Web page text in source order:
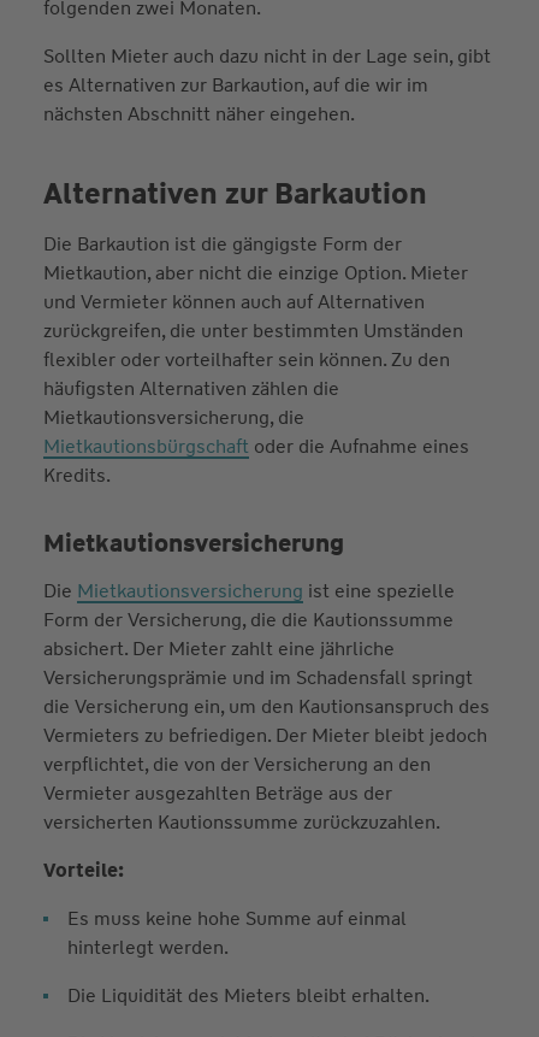
folgenden zwei Monaten.
Sollten Mieter auch dazu nicht in der Lage sein, gibt
es Alternativen zur Barkaution, auf die wir im
nächsten Abschnitt näher eingehen.
Alternativen zur Barkaution
Die Barkaution ist die gängigste Form der
Mietkaution, aber nicht die einzige Option. Mieter
und Vermieter können auch auf Alternativen
zurückgreifen, die unter bestimmten Umständen
flexibler oder vorteilhafter sein können. Zu den
häufigsten Alternativen zählen die
Mietkautionsversicherung, die
Mietkautionsbürgschaft oder die Aufnahme eines
Kredits.
Mietkautionsversicherung
Die Mietkautionsversicherung ist eine spezielle
Form der Versicherung, die die Kautionssumme
absichert. Der Mieter zahlt eine jährliche
Versicherungsprämie und im Schadensfall springt
die Versicherung ein, um den Kautionsanspruch des
Vermieters zu befriedigen. Der Mieter bleibt jedoch
verpflichtet, die von der Versicherung an den
Vermieter ausgezahlten Beträge aus der
versicherten Kautionssumme zurückzuzahlen.
Vorteile:
Es muss keine hohe Summe auf einmal
hinterlegt werden.
Die Liquidität des Mieters bleibt erhalten.